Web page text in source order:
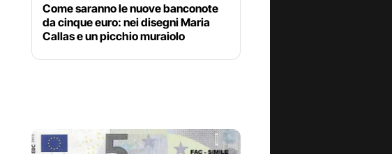
Come saranno le nuove banconote
da cinque euro: nei disegni Maria
Callas e un picchio muraiolo